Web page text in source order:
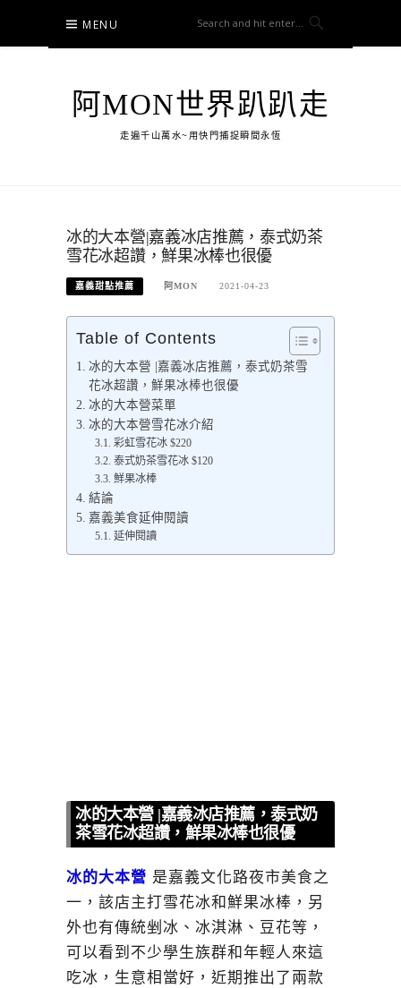
content
MENU
阿MON世界趴趴走
走遍千山萬水~用快門捕捉瞬間永恆
冰的大本營|嘉義冰店推薦，泰式奶茶
雪花冰超讚，鮮果冰棒也很優
嘉義甜點推薦 阿MON 2021-04-23
Table of Contents
冰的大本營 |嘉義冰店推薦，泰式奶茶雪
花冰超讚，鮮果冰棒也很優
冰的大本營菜單
冰的大本營雪花冰介紹
彩虹雪花冰 $220
泰式奶茶雪花冰 $120
鮮果冰棒
結論
嘉義美食延伸閱讀
延伸閱讀
冰的大本營 |嘉義冰店推薦，泰式奶
茶雪花冰超讚，鮮果冰棒也很優
冰的大本營 是嘉義文化路夜市美食之
一，該店主打雪花冰和鮮果冰棒，另
外也有傳統剉冰、冰淇淋、豆花等，
可以看到不少學生族群和年輕人來這
吃冰，生意相當好，近期推出了兩款